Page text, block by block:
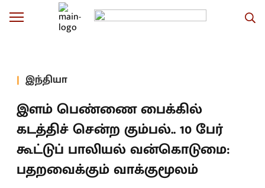
இந்தியா
இளம் பெண்ணை பைக்கில்
கடத்திச் சென்ற கும்பல்.. 10 பேர்
கூட்டுப் பாலியல் வன்கொடுமை:
பதறவைக்கும் வாக்குமூலம்